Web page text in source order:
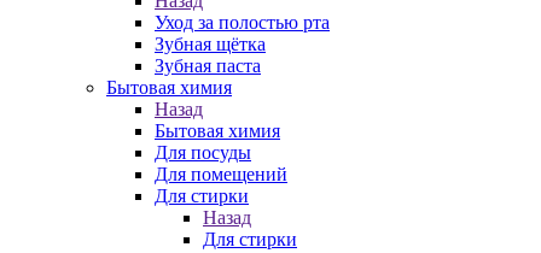
Уход за полостью рта
Зубная щётка
Зубная паста
Бытовая химия
Назад
Бытовая химия
Для посуды
Для помещений
Для стирки
Назад
Для стирки